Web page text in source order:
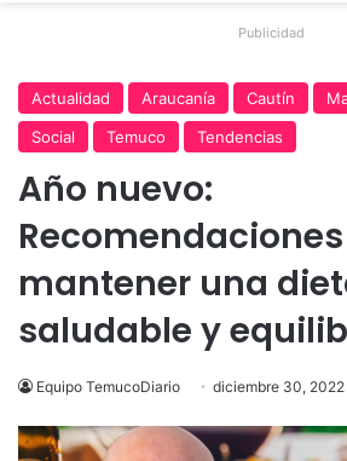
Publicidad
Actualidad Araucanía Cautín
Social
Temuco Tendencias
Año nuevo:
mantener una
saludable y
Equipo TemucoDiario diciembre 30, 2022